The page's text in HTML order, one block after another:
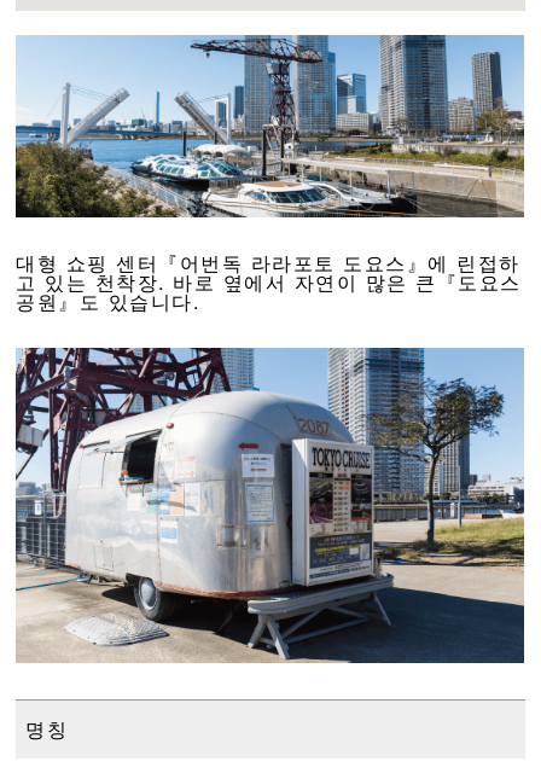
대형 쇼핑 센터『어번독 라라포토 도요스』에 린접하
고 있는 천착장. 바로 옆에서 자연이 많은 큰『도요스
공원』도 있습니다.
명칭